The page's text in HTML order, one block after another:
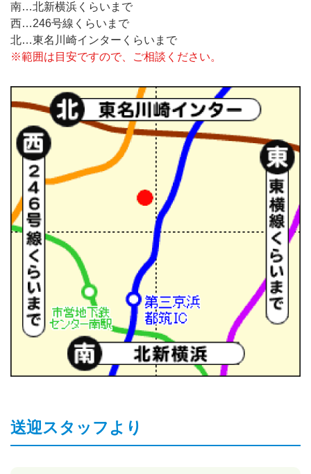
南…北新横浜くらいまで
西…246号線くらいまで
北…東名川崎インターくらいまで
※範囲は目安ですので、ご相談ください。
送迎スタッフより